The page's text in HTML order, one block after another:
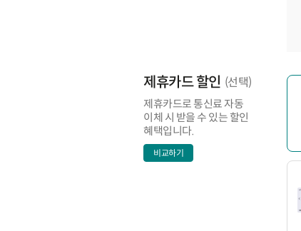
제휴카드 할인 (선택)
제휴카드로 통신료 자동
이체 시 받을 수 있는 할인
혜택입니다.
비교하기